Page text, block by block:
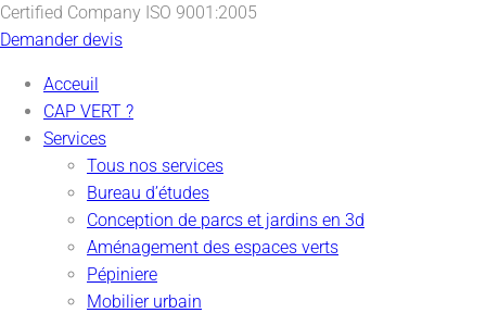
Certified Company ISO 9001:2005
Demander devis
Acceuil
CAP VERT ?
Services
Tous nos services
Bureau d’études
Conception de parcs et jardins en 3d
Aménagement des espaces verts
Pépiniere
Mobilier urbain